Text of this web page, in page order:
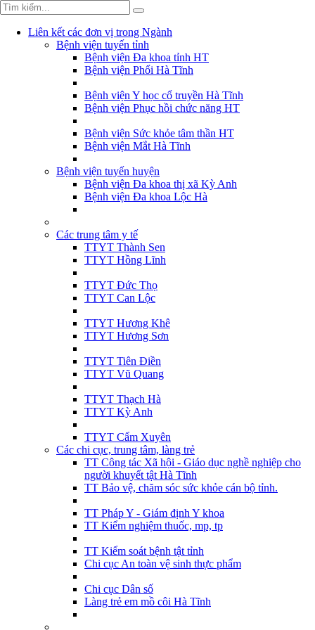
Liên kết các đơn vị trong Ngành
Bệnh viện tuyến tỉnh
Bệnh viện Đa khoa tỉnh HT
Bệnh viện Phổi Hà Tĩnh
Bệnh viện Y học cổ truyền Hà Tĩnh
Bệnh viện Phục hồi chức năng HT
Bệnh viện Sức khỏe tâm thần HT
Bệnh viện Mắt Hà Tĩnh
Bệnh viện tuyến huyện
Bệnh viện Đa khoa thị xã Kỳ Anh
Bệnh viện Đa khoa Lộc Hà
Các trung tâm y tế
TTYT Thành Sen
TTYT Hồng Lĩnh
TTYT Đức Thọ
TTYT Can Lộc
TTYT Hương Khê
TTYT Hương Sơn
TTYT Tiên Điền
TTYT Vũ Quang
TTYT Thạch Hà
TTYT Kỳ Anh
TTYT Cẩm Xuyên
Các chi cục, trung tâm, làng trẻ
TT Công tác Xã hội - Giáo dục nghề nghiệp cho
người khuyết tật Hà Tĩnh
TT Bảo vệ, chăm sóc sức khỏe cán bộ tỉnh.
TT Pháp Y - Giám định Y khoa
TT Kiểm nghiệm thuốc, mp, tp
TT Kiểm soát bệnh tật tỉnh
Chi cục An toàn vệ sinh thực phẩm
Chi cục Dân số
Làng trẻ em mồ côi Hà Tĩnh